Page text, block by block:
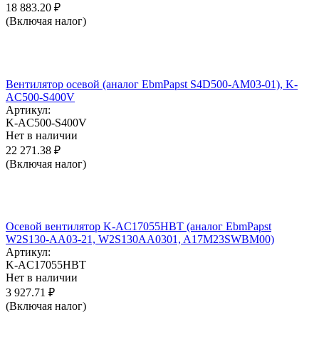
18 883.20 ₽
(Включая налог)
Вентилятор осевой (аналог EbmPapst S4D500-AM03-01), K-
AC500-S400V
Артикул:
K-AC500-S400V
Нет в наличии
22 271.38 ₽
(Включая налог)
Осевой вентилятор K-AC17055HBT (аналог EbmPapst
W2S130-AA03-21, W2S130AA0301, A17M23SWBM00)
Артикул:
K-AC17055HBT
Нет в наличии
3 927.71 ₽
(Включая налог)